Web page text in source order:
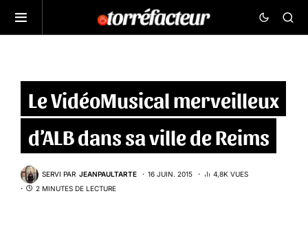
Le VidéoMusical merveilleux
d’ALB dans sa ville de Reims
SERVI PAR JEANPAULTARTE 16 JUIN. 2015
4,8K VUES
2 MINUTES DE LECTURE